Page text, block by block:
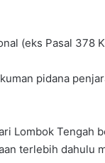
(eks Pasal 378
pidana
Lombok Tengah
terlebih dahulu